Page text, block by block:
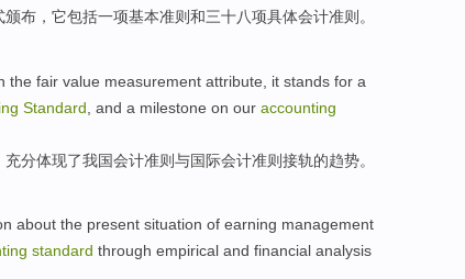
颁布 ，它包括一项基本准则和三十八项具体会计准则。
the fair value measurement attribute it stands for a
Standard and a milestone on our accounting
充分体现了我国会计准则与国际会计准则接轨的趋势。
about the present situation of earning management
standard through empirical and financial analysis